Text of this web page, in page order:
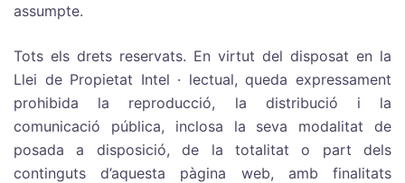
assumpte.
Tots els drets reservats. En virtut del disposat en la
Llei de Propietat Intel · lectual, queda expressament
prohibida la reproducció, la distribució i la
comunicació pública, inclosa la seva modalitat de
posada a disposició, de la totalitat o part dels
continguts d’aquesta pàgina web, amb finalitats